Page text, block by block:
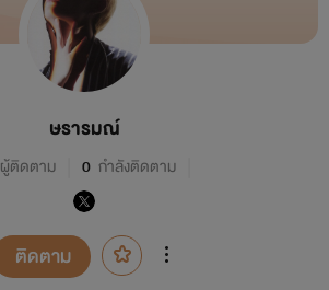
ษรารมณ์
ผู้ติดตาม 0 กำลังติดตาม
ติดตาม